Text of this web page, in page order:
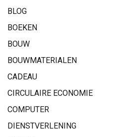
BLOG
BOEKEN
BOUW
BOUWMATERIALEN
CADEAU
CIRCULAIRE ECONOMIE
COMPUTER
DIENSTVERLENING